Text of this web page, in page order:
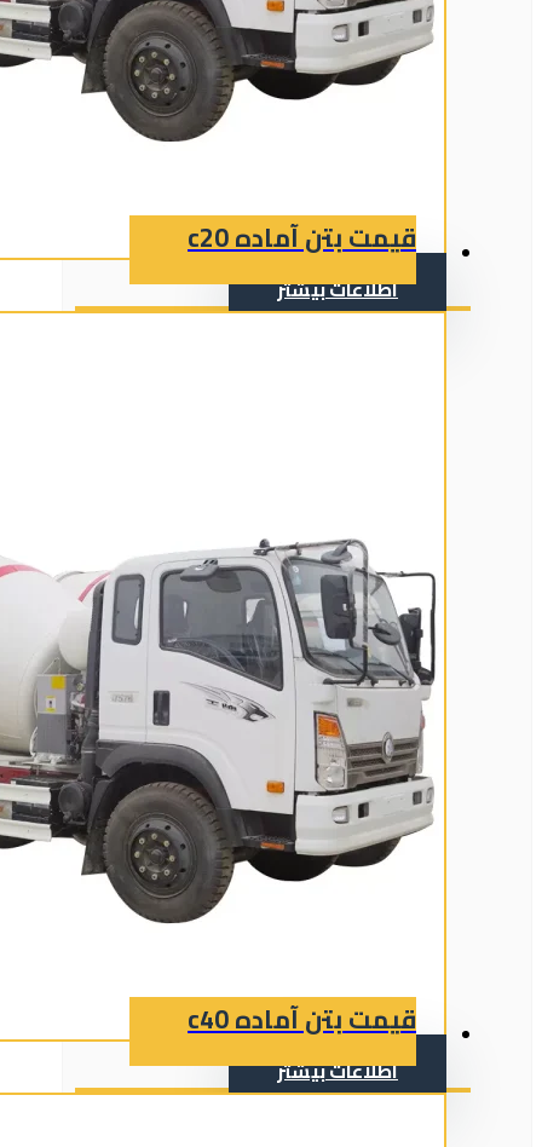
قیمت بتن آماده c20
اطلاعات بیشتر
قیمت بتن آماده c40
اطلاعات بیشتر